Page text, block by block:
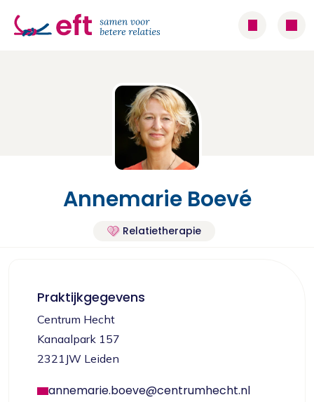
Annemarie Boevé
Relatietherapie
Praktijkgegevens
Centrum Hecht
Kanaalpark 157
2321JW Leiden
annemarie.boeve@centrumhecht.nl